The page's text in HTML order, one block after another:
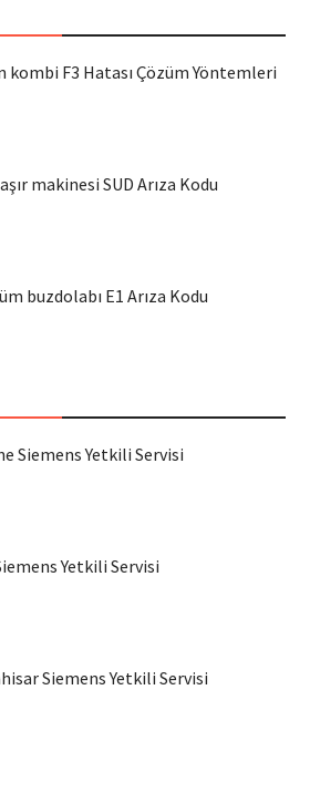
kombi F3 Hatası Çözüm Yöntemleri
makinesi SUD Arıza Kodu
buzdolabı E1 Arıza Kodu
Siemens Yetkili Servisi
Yetkili Servisi
Siemens Yetkili Servisi